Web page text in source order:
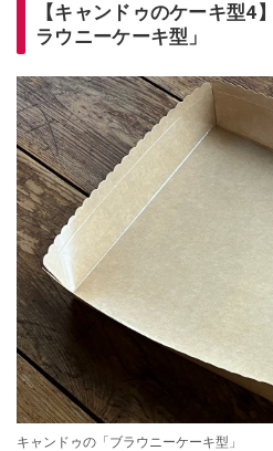
【キャンドゥのケーキ型4
ラウニーケーキ型」
キャンドゥの「ブラウニーケーキ型」